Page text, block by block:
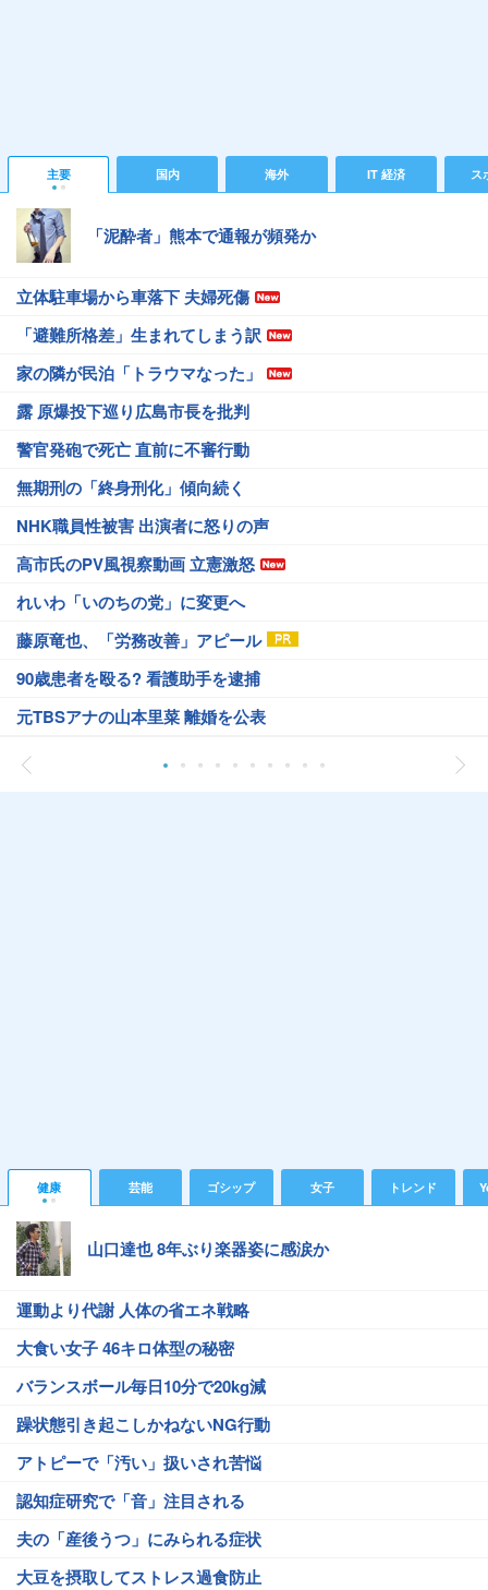
主要 国内 海外 IT 経済 ス
「泥酔者」熊本で通報が頻発か
立体駐車場から車落下 夫婦死傷
「避難所格差」生まれてしまう訳
家の隣が民泊「トラウマなった」
露 原爆投下巡り広島市長を批判
警官発砲で死亡 直前に不審行動
無期刑の「終身刑化」傾向続く
NHK職員性被害 出演者に怒りの声
高市氏のPV風視察動画 立憲激怒
れいわ「いのちの党」に変更へ
藤原竜也、「労務改善」アピール
90歳患者を殴る? 看護助手を逮捕
元TBSアナの山本里菜 離婚を公表
健康 芸能 ゴシップ 女子 トレンド
山口達也 8年ぶり楽器姿に感涙か
運動より代謝 人体の省エネ戦略
大食い女子 46キロ体型の秘密
バランスボール毎日10分で20kg減
躁状態引き起こしかねないNG行動
アトピーで「汚い」扱いされ苦悩
認知症研究で「音」注目される
夫の「産後うつ」にみられる症状
大豆を摂取してストレス過食防止